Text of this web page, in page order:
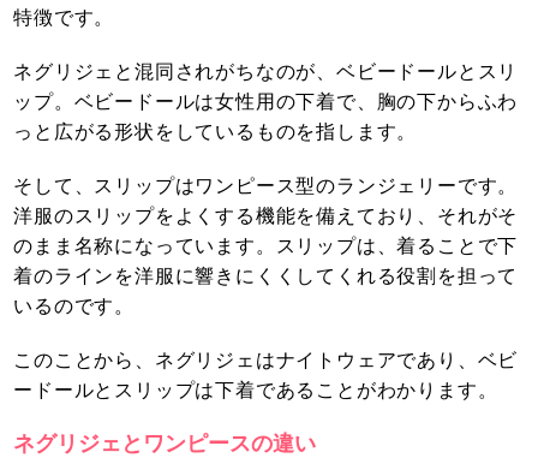
特徴です。
ネグリジェと混同されがちなのが、ベビードールとスリ
ップ。ベビードールは女性用の下着で、胸の下からふわ
っと広がる形状をしているものを指します。
そして、スリップはワンピース型のランジェリーです。
洋服のスリップをよくする機能を備えており、それがそ
のまま名称になっています。スリップは、着ることで下
着のラインを洋服に響きにくくしてくれる役割を担って
いるのです。
このことから、ネグリジェはナイトウェアであり、ベビ
ードールとスリップは下着であることがわかります。
ネグリジェとワンピースの違い